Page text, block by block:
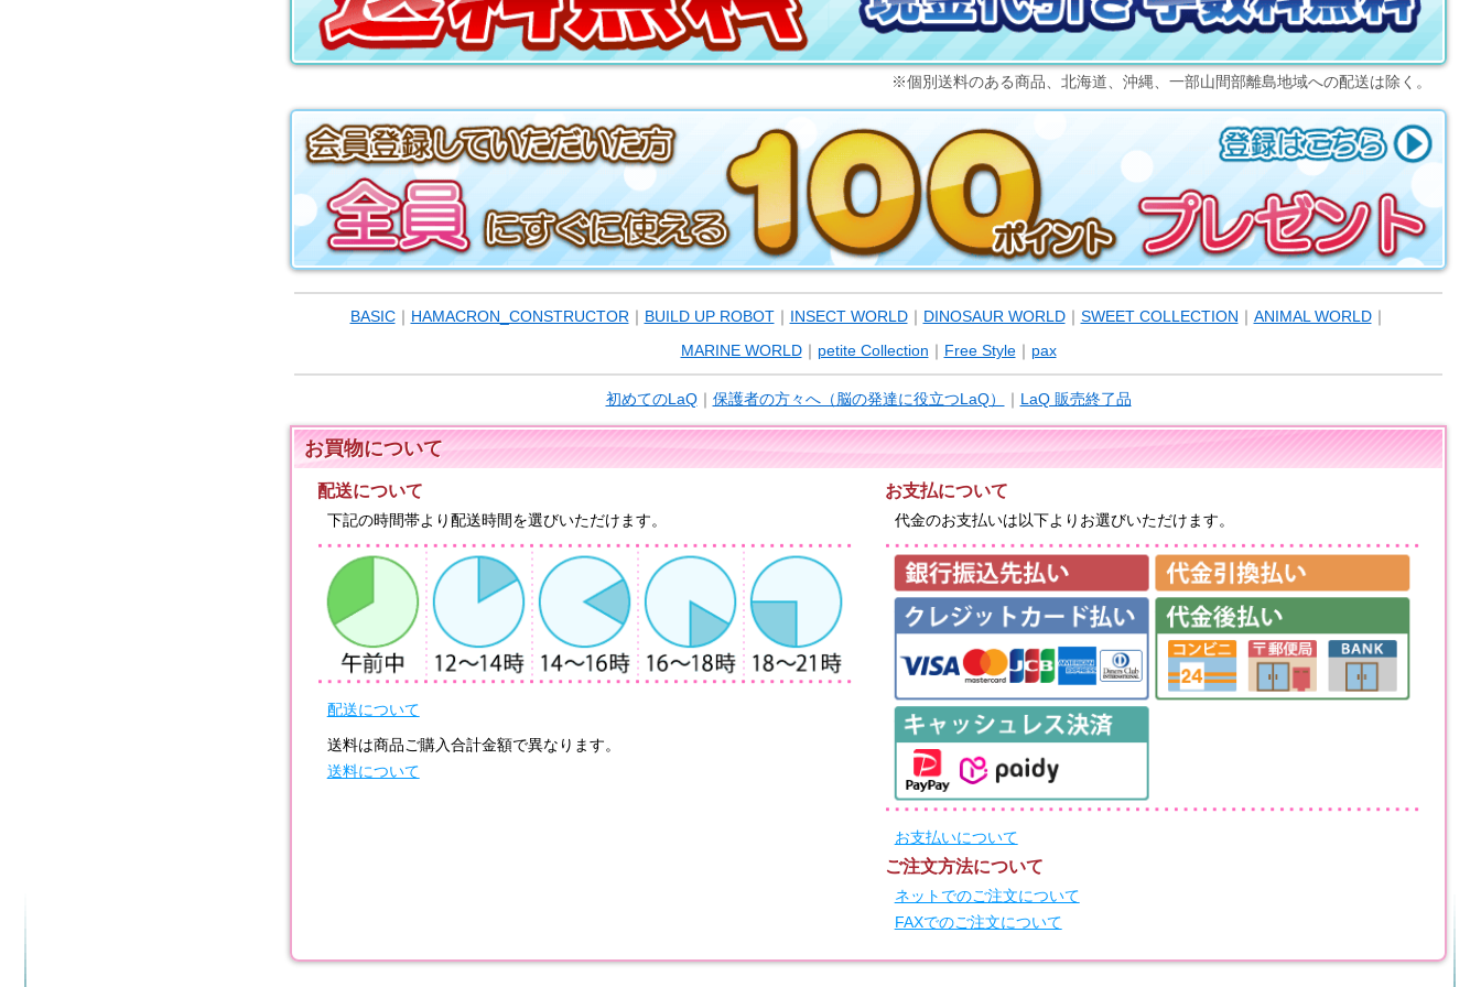
※個別送料のある商品、北海道、沖縄、一部山間部離島地域への配送は除く。
BASIC｜ HAMACRON_CONSTRUCTOR｜ BUILD UP ROBOT｜ INSECT WORLD｜ DINOSAUR WORLD｜ SWEET COLLECTION ｜ ANIMAL WORLD｜
MARINE WORLD｜ petite Collection ｜ Free Style｜ pax
初めてのLaQ｜ 保護者の方々へ（脳の発達に役立つLaQ） ｜ LaQ 販売終了品
お買物について
配送について
下記の時間帯より配送時間を選びいただけます。
配送について
送料は商品ご購入合計金額で異なります。
送料について
お支払について
代金のお支払いは以下よりお選びいただけます。
お支払いについて
ご注文方法について
ネットでのご注文について
FAXでのご注文について